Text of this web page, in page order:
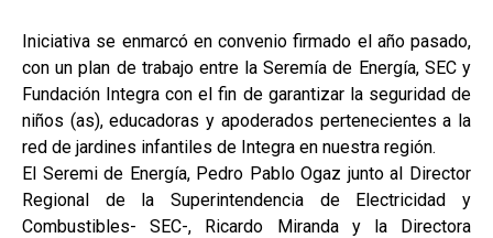
Iniciativa se enmarcó en convenio firmado el año pasado,
con un plan de trabajo entre la Seremía de Energía, SEC y
Fundación Integra con el fin de garantizar la seguridad de
niños (as), educadoras y apoderados pertenecientes a la
red de jardines infantiles de Integra en nuestra región.
El Seremi de Energía, Pedro Pablo Ogaz junto al Director
Regional de la Superintendencia de Electricidad y
Combustibles- SEC-, Ricardo Miranda y la Directora